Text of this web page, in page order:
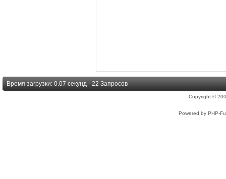
Время загрузки: 0.07 секунд - 22 Запросов
Copyright ©
Powered by PHP-